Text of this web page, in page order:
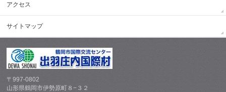
アクセス
サイトマップ
〒997-0802
山形県鶴岡市伊勢原町８−３２